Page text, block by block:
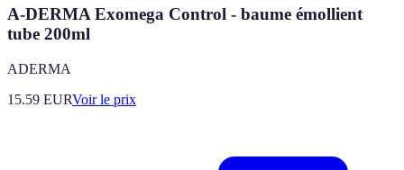
A-DERMA Exomega Control - baume émollient
tube 200ml
ADERMA
15.59 EURVoir le prix